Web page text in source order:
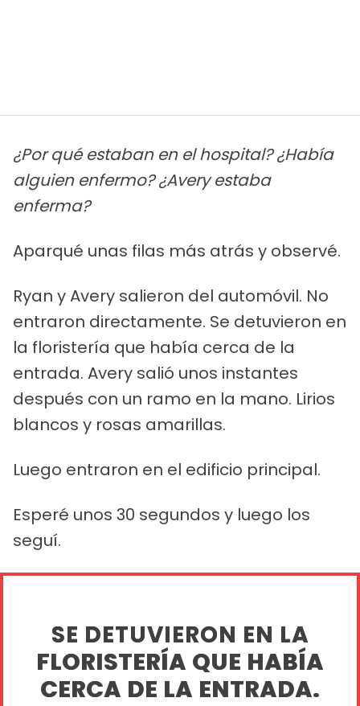
¿Por qué estaban en el hospital? ¿Había
alguien enfermo? ¿Avery estaba
enferma?
Aparqué unas filas más atrás y observé.
Ryan y Avery salieron del automóvil. No
entraron directamente. Se detuvieron en
la floristería que había cerca de la
entrada. Avery salió unos instantes
después con un ramo en la mano. Lirios
blancos y rosas amarillas.
Luego entraron en el edificio principal.
Esperé unos 30 segundos y luego los
seguí.
SE DETUVIERON EN LA
FLORISTERÍA QUE HABÍA
CERCA DE LA ENTRADA.